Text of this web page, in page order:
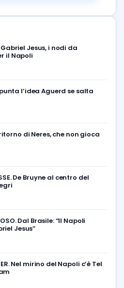
Gabriel Jesus, i nodi da
il Napoli
l’idea Aguerd se salta
ritorno di Neres, che non gioca
De Bruyne al centro del
Dal Brasile: “Il Napoli
Jesus”
Nel mirino del Napoli c’è Tel